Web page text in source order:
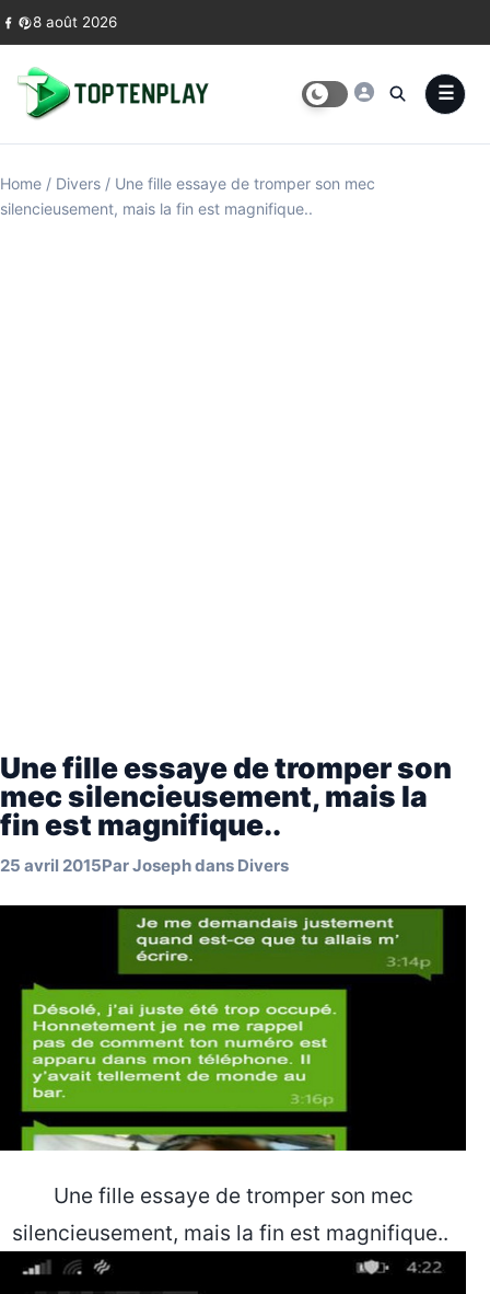
Skip to content
8 août 2026
Home / Divers / Une fille essaye de tromper son mec
silencieusement, mais la fin est magnifique..
Une fille essaye de tromper son
mec silencieusement, mais la
fin est magnifique..
25 avril 2015ParJosephdans Divers
Une fille essaye de tromper son mec
silencieusement, mais la fin est magnifique..